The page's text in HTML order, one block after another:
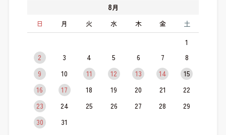
8月
日
月 火 水 木 金 土
1
2
3 4 5 6 7
8
9
10 11 12 13 14
15
16
17 18 19 20 21
22
23
24 25 26 27 28
29
30
31